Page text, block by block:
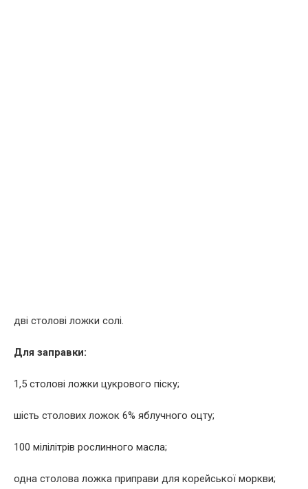
дві столові ложки солі.
Для заправки:
1,5 столові ложки цукрового піску;
шість столових ложок 6% яблучного оцту;
100 мілілітрів рослинного масла;
одна столова ложка приправи для корейської моркви;